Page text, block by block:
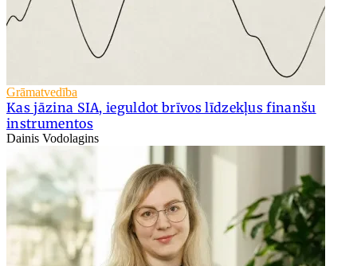
Grāmatvedība
Kas jāzina SIA, ieguldot brīvos līdzekļus finanšu
instrumentos
Dainis Vodolagins